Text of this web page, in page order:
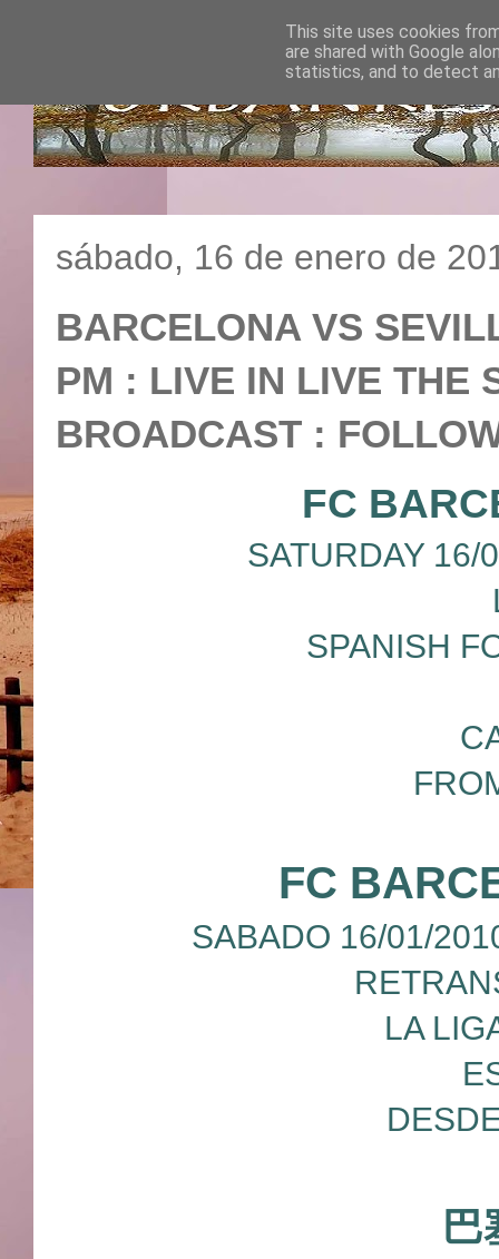
sábado, 16 de enero de
BARCELONA VS
PM : LIVE IN LIVE THE
BROADCAST :
FC
SATURDAY 16/
SPANISH
FC
SABADO 16/01/
LA
巴
This site uses cookies
are shared with Google
statistics, and to detect